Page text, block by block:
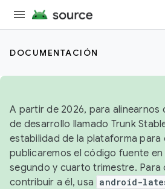
DOCUMENTACIÓN
A partir de 2026, para alinearnos
de desarrollo llamado Trunk
estabilidad de la plataforma para
publicaremos el código fuente en
segundo y cuarto trimestre. Para
contribuir a él, usa android-